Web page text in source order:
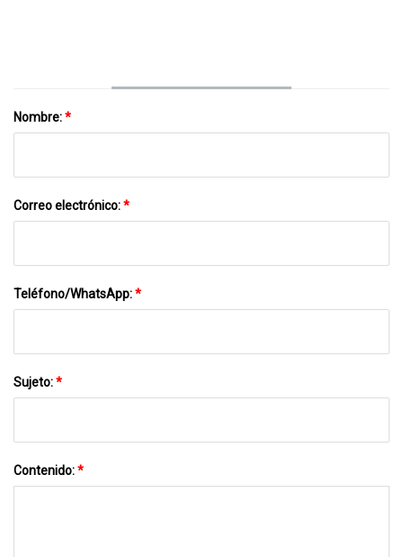
Nombre:*
Correo electrónico:*
Teléfono/WhatsApp:*
Sujeto:*
Contenido:*